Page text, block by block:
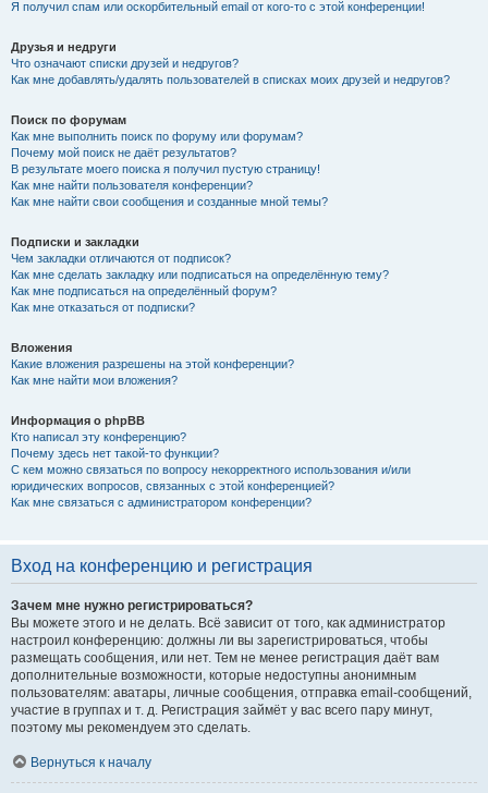
Я получил спам или оскорбительный email от кого-то с этой конференции!
Друзья и недруги
Что означают списки друзей и недругов?
Как мне добавлять/удалять пользователей в списках моих друзей и недругов?
Поиск по форумам
Как мне выполнить поиск по форуму или форумам?
Почему мой поиск не даёт результатов?
В результате моего поиска я получил пустую страницу!
Как мне найти пользователя конференции?
Как мне найти свои сообщения и созданные мной темы?
Подписки и закладки
Чем закладки отличаются от подписок?
Как мне сделать закладку или подписаться на определённую тему?
Как мне подписаться на определённый форум?
Как мне отказаться от подписки?
Вложения
Какие вложения разрешены на этой конференции?
Как мне найти мои вложения?
Информация о phpBB
Кто написал эту конференцию?
Почему здесь нет такой-то функции?
С кем можно связаться по вопросу некорректного использования и/или
юридических вопросов, связанных с этой конференцией?
Как мне связаться с администратором конференции?
Вход на конференцию и регистрация
Зачем мне нужно регистрироваться?
Вы можете этого и не делать. Всё зависит от того, как администратор
настроил конференцию: должны ли вы зарегистрироваться, чтобы
размещать сообщения, или нет. Тем не менее регистрация даёт вам
дополнительные возможности, которые недоступны анонимным
пользователям: аватары, личные сообщения, отправка email-сообщений,
участие в группах и т. д. Регистрация займёт у вас всего пару минут,
поэтому мы рекомендуем это сделать.
Вернуться к началу